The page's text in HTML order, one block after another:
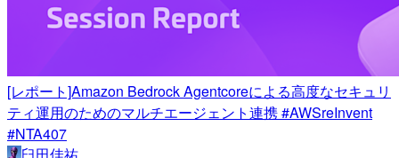
[レポート]Amazon Bedrock Agentcoreによる高度なセキュリ
ティ運用のためのマルチエージェント連携 #AWSreInvent
#NTA407